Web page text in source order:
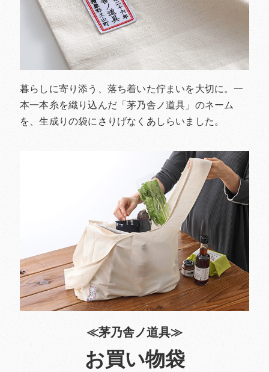
暮らしに寄り添う、落ち着いた佇まいを大切に。一
本一本糸を織り込んだ「茅乃舎ノ道具」のネーム
を、生成りの袋にさりげなくあしらいました。
≪茅乃舎ノ道具≫
お買い物袋